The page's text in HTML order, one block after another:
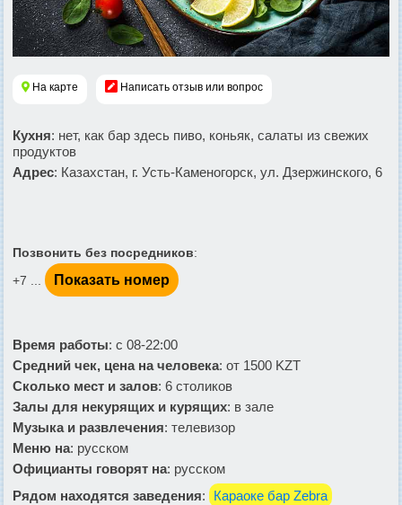
На карте Написать отзыв или вопрос
Кухня: нет, как бар здесь пиво, коньяк, салаты из свежих
продуктов
Адрес: Казахстан, г. Усть-Каменогорск, ул. Дзержинского, 6
Позвонить без посредников:
+7 ...
Показать номер
Время работы: с 08-22:00
Средний чек, цена на человека: от 1500 KZT
Сколько мест и залов: 6 столиков
Залы для некурящих и курящих: в зале
Музыка и развлечения: телевизор
Меню на: русском
Официанты говорят на: русском
Рядом находятся заведения: Караоке бар Zebra